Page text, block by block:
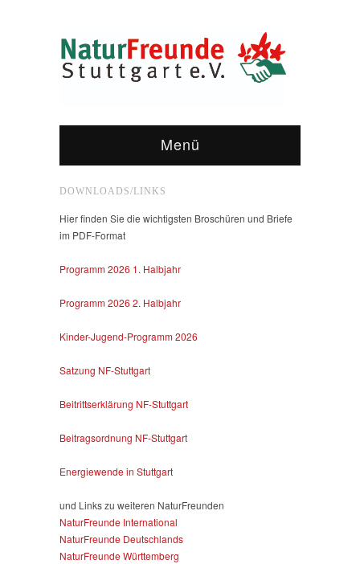
Menü
DOWNLOADS/LINKS
Hier finden Sie die wichtigsten Broschüren und Briefe
im PDF-Format
Programm 2026 1. Halbjahr
Programm 2026 2. Halbjahr
Kinder-Jugend-Programm 2026
Satzung NF-Stuttgart
Beitrittserklärung NF-Stuttgart
Beitragsordnung NF-Stuttgart
Energiewende in Stuttgart
und Links zu weiteren NaturFreunden
NaturFreunde International
NaturFreunde Deutschlands
NaturFreunde Württemberg